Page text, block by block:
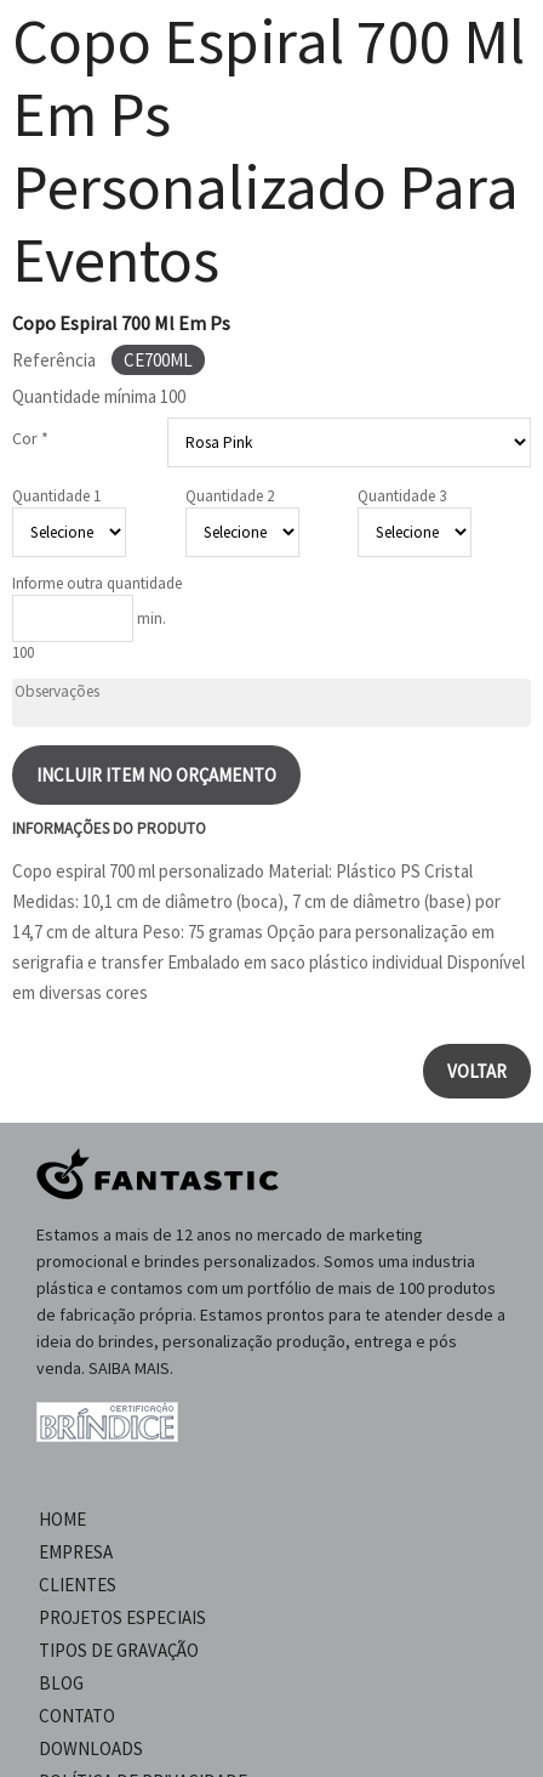
Copo Espiral 700 Ml
Em Ps
Personalizado Para
Eventos
Copo Espiral 700 Ml Em Ps
Referência
CE700ML
Quantidade mínima 100
Cor *
Quantidade 1 Quantidade 2 Quantidade 3
Informe outra quantidade
min.
100
INCLUIR ITEM NO ORÇAMENTO
INFORMAÇÕES DO PRODUTO
Copo espiral 700 ml personalizado Material: Plástico PS Cristal
Medidas: 10,1 cm de diâmetro (boca), 7 cm de diâmetro (base) por
14,7 cm de altura Peso: 75 gramas Opção para personalização em
serigrafia e transfer Embalado em saco plástico individual Disponível
em diversas cores
VOLTAR
Estamos a mais de 12 anos no mercado de marketing
promocional e brindes personalizados. Somos uma industria
plástica e contamos com um portfólio de mais de 100 produtos
de fabricação própria. Estamos prontos para te atender desde a
ideia do brindes, personalização produção, entrega e pós
venda. SAIBA MAIS.
HOME
EMPRESA
CLIENTES
PROJETOS ESPECIAIS
TIPOS DE GRAVAÇÃO
BLOG
CONTATO
DOWNLOADS